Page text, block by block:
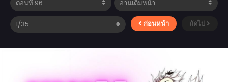
ก่อนหน้า ถัดไป